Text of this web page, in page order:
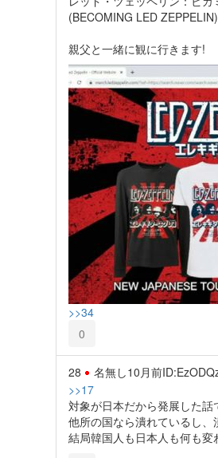
(BECOMING LED ZEPPELIN)
親父と一緒に観に行きます!
>>34
0
28 名無し10月前
>>17
対象が日本だから発展した話
他所の国なら潰れているし、
結局韓国人も日本人も何も変